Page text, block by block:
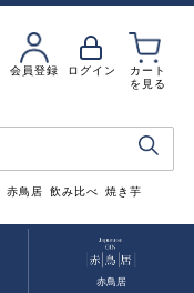
会員登録 ログイン
カート
を見る
赤鳥居 飲み比べ 焼き芋
赤鳥居